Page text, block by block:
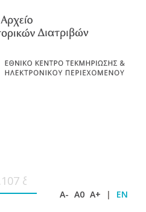
A- A0 A+ | EN